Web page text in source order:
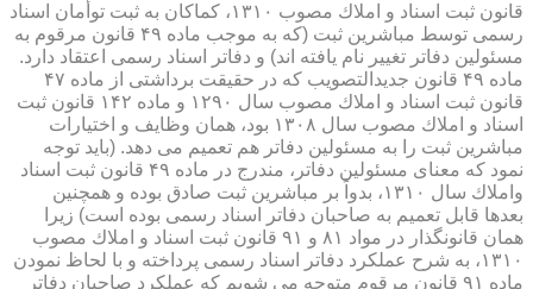
قانون ثبت اسناد و املاك مصوب ۱۳۱۰، كماكان به ثبت توأمان اسناد
رسمی توسط مباشرین ثبت (كه به موجب ماده ۴۹ قانون مرقوم به
مسئولین دفاتر تغییر نام یافته اند) و دفاتر اسناد رسمی اعتقاد دارد.
ماده ۴۹ قانون جدیدالتصویب كه در حقیقت برداشتی از ماده ۴۷
قانون ثبت اسناد و املاك مصوب سال ۱۲۹۰ و ماده ۱۴۲ قانون ثبت
اسناد و املاك مصوب سال ۱۳۰۸ بود، همان وظایف و اختیارات
مباشرین ثبت را به مسئولین دفاتر هم تعمیم می دهد. (باید توجه
نمود كه معنای مسئولین دفاتر، مندرج در ماده ۴۹ قانون ثبت اسناد
واملاك سال ۱۳۱۰، بدواً بر مباشرین ثبت صادق بوده و همچنین
بعدها قابل تعمیم به صاحبان دفاتر اسناد رسمی بوده است) زیرا
همان قانونگذار در مواد ۸۱ و ۹۱ قانون ثبت اسناد و املاك مصوب
۱۳۱۰، به شرح عملكرد دفاتر اسناد رسمی پرداخته و با لحاظ نمودن
ماده ۹۱ قانون مرقوم متوجه می شویم كه عملكرد صاحبان دفاتر